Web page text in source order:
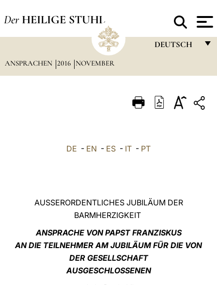
Der HEILIGE STUHL
DEUTSCH
ITALIANO
LATINE
ANSPRACHEN 2016 NOVEMBER
DE - EN - ES - IT - PT
AUSSERORDENTLICHES JUBILÄUM DER
BARMHERZIGKEIT
ANSPRACHE VON PAPST FRANZISKUS
AN DIE TEILNEHMER AM JUBILÄUM FÜR DIE VON
DER GESELLSCHAFT
AUSGESCHLOSSENEN